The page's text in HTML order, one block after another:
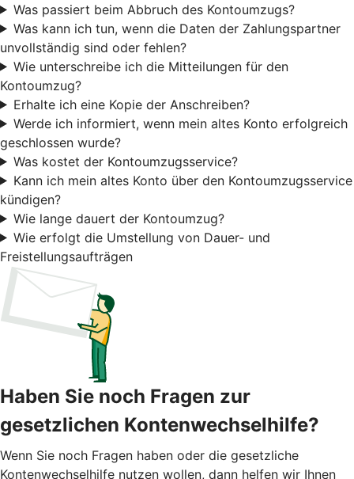
Was passiert beim Abbruch des Kontoumzugs?
Was kann ich tun, wenn die Daten der Zahlungspartner
unvollständig sind oder fehlen?
Wie unterschreibe ich die Mitteilungen für den
Kontoumzug?
Erhalte ich eine Kopie der Anschreiben?
Werde ich informiert, wenn mein altes Konto erfolgreich
geschlossen wurde?
Was kostet der Kontoumzugsservice?
Kann ich mein altes Konto über den Kontoumzugsservice
kündigen?
Wie lange dauert der Kontoumzug?
Wie erfolgt die Umstellung von Dauer- und
Freistellungsaufträgen
Haben Sie noch Fragen zur
gesetzlichen Kontenwechselhilfe?
Wenn Sie noch Fragen haben oder die gesetzliche
Kontenwechselhilfe nutzen wollen, dann helfen wir Ihnen